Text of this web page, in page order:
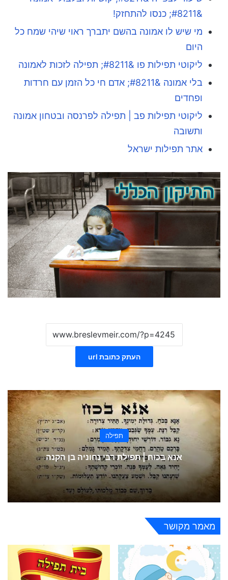
&#8211; כנסו להתחזק!
מי שיש לו אמונה בהשם יתברך ראוי שיהי שמח כל
היום
ליקוטי תפילות פו &#8211; תפילה לזכות לאמונה
בלי אמונה &#8211; אדם חי כל הזמן עם חרדות
ופחדים
ליקוטי תפילות פב | תפילה לפרנסה ובטחון אמונה
ותשובה
אתר תפילות ישראל
העתק כתובת url
תפילה
אנא בכוח | תפילת רבי נחוניה בן הקנה
מאמר מקושר